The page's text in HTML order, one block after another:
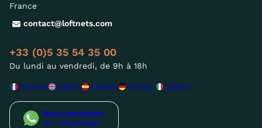
France
contact@loftnets.com
+33 (0)5 35 54 35 00
Du lundi au vendredi, de 9h à 18h
Français English Español Deutsch Italiano
Nous contacter
sur WhatsApp